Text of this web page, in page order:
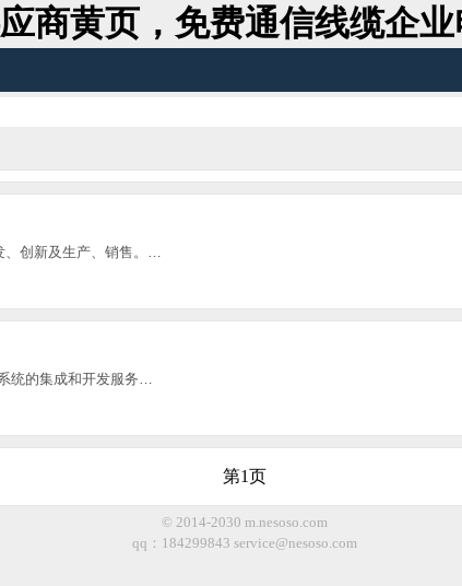
商黄页，免费通信线缆企
、创新及生产、销售。…
统的集成和开发服务…
第1页
© 2014-2030 m.nesoso.com
qq：184299843 service@nesoso.com